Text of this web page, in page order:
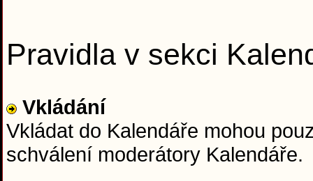
Pravidla v sekci
Vkládání
Vkládat do Kalendáře mohou
schválení moderátory Kalendáře.